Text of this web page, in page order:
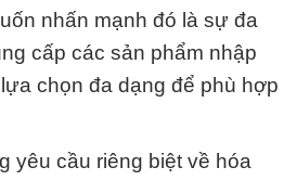
nhấn mạnh đó là sự đa
cấp các sản phẩm nhập
chọn đa dạng để phù hợp
yêu cầu riêng biệt về hóa